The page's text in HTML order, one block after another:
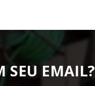
SEU EMAIL?